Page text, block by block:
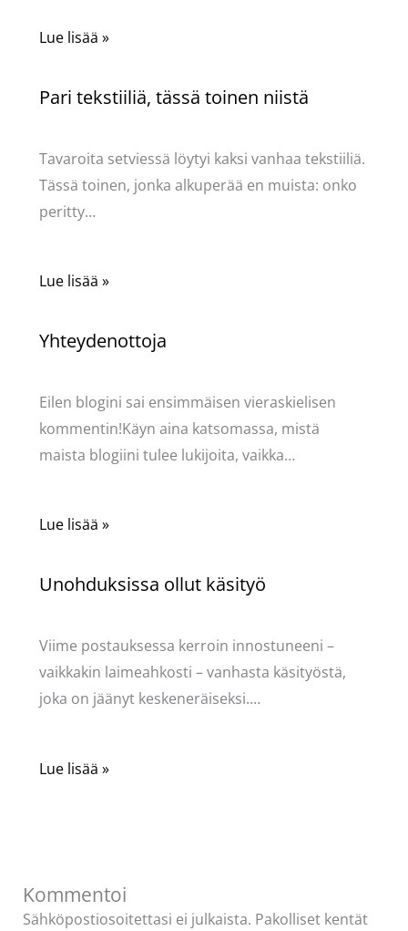
Lue lisää »
Pari tekstiiliä, tässä toinen niistä
Tavaroita setviessä löytyi kaksi vanhaa tekstiiliä.
Tässä toinen, jonka alkuperää en muista: onko
peritty…
Lue lisää »
Yhteydenottoja
Eilen blogini sai ensimmäisen vieraskielisen
kommentin!Käyn aina katsomassa, mistä
maista blogiini tulee lukijoita, vaikka…
Lue lisää »
Unohduksissa ollut käsityö
Viime postauksessa kerroin innostuneeni –
vaikkakin laimeahkosti – vanhasta käsityöstä,
joka on jäänyt keskeneräiseksi.…
Lue lisää »
Kommentoi
Sähköpostiosoitettasi ei julkaista. Pakolliset kentät